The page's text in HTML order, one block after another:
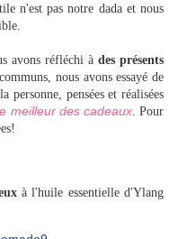
n'est pas notre dada et nous
avons réfléchi à des présents
nous avons essayé de
personne, pensées et réalisées
meilleur des cadeaux. Pour
à l'huile essentielle d'Ylang